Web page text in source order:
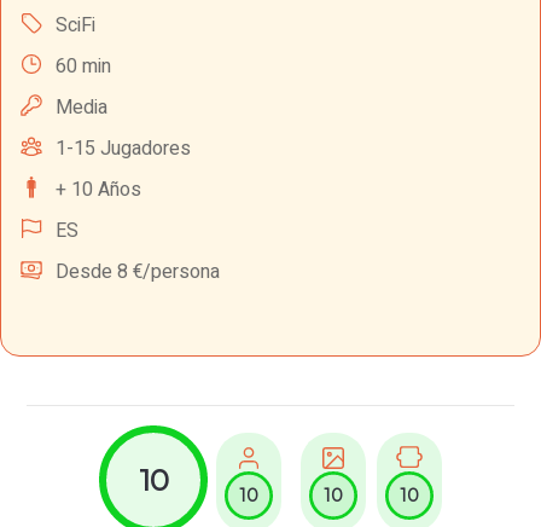
SciFi
60 min
Media
1-15 Jugadores
+ 10 Años
ES
Desde 8 €/persona
10 10 10 10